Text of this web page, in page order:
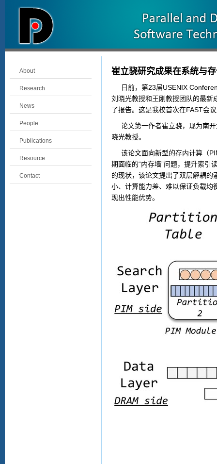
About
Research
News
People
Publications
Resource
Contact
崔立骁研究成果在系统与
日前，第23届USENIX
刘晓光教授和王刚教授团队的最新
了报告。这是我校首次在FAST会
论文第一作者崔立骁，现为南开
晓光教授。
该论文面向新型的存内计算（
期面临的“内存墙”问题，提升索引
的现状，该论文提出了双层解耦
小、计算能力差、难以保证负载均
现出性能优势。